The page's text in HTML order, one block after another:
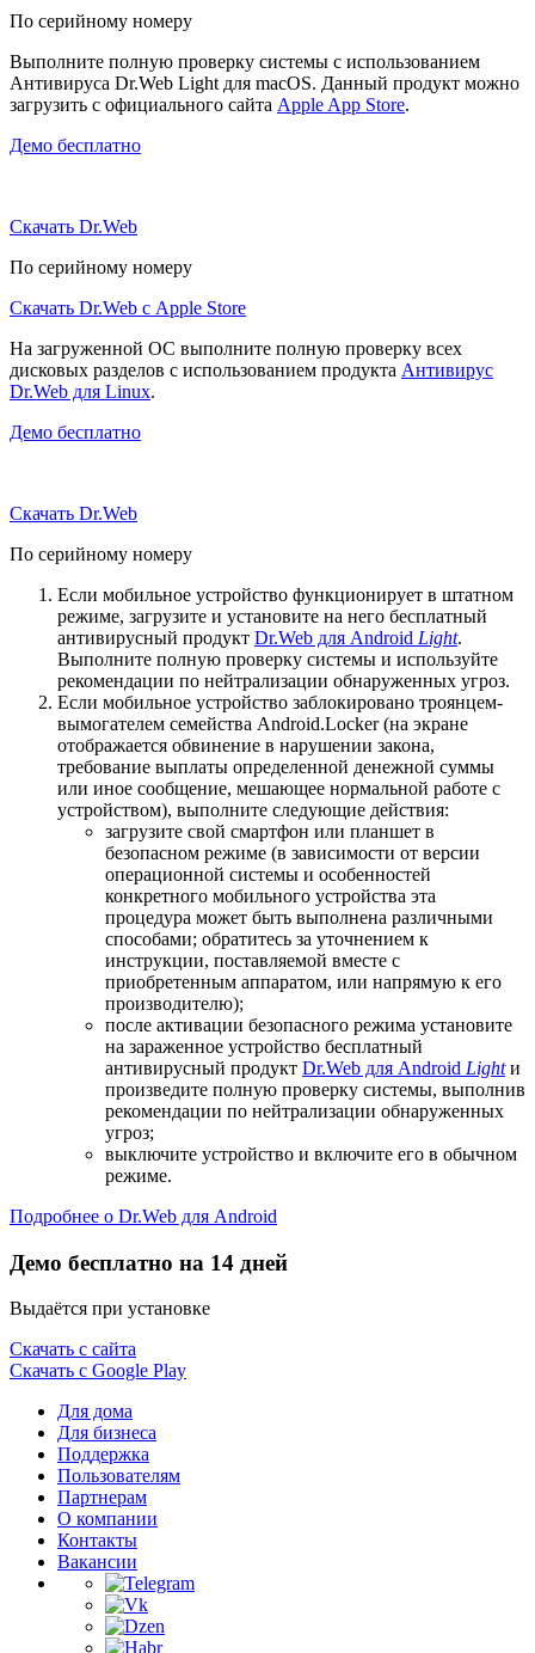
По серийному номеру
Выполните полную проверку системы с использованием
Антивируса Dr.Web Light для macOS. Данный продукт можно
загрузить с официального сайта Apple App Store.
Демо бесплатно
Скачать Dr.Web
По серийному номеру
Скачать Dr.Web с Apple Store
На загруженной ОС выполните полную проверку всех
дисковых разделов с использованием продукта Антивирус
Dr.Web для Linux.
Демо бесплатно
Скачать Dr.Web
По серийному номеру
Если мобильное устройство функционирует в штатном
режиме, загрузите и установите на него бесплатный
антивирусный продукт Dr.Web для Android Light.
Выполните полную проверку системы и используйте
рекомендации по нейтрализации обнаруженных угроз.
Если мобильное устройство заблокировано троянцем-
вымогателем семейства Android.Locker (на экране
отображается обвинение в нарушении закона,
требование выплаты определенной денежной суммы
или иное сообщение, мешающее нормальной работе с
устройством), выполните следующие действия:
загрузите свой смартфон или планшет в
безопасном режиме (в зависимости от версии
операционной системы и особенностей
конкретного мобильного устройства эта
процедура может быть выполнена различными
способами; обратитесь за уточнением к
инструкции, поставляемой вместе с
приобретенным аппаратом, или напрямую к его
производителю);
после активации безопасного режима установите
на зараженное устройство бесплатный
антивирусный продукт Dr.Web для Android Lightи
произведите полную проверку системы, выполнив
рекомендации по нейтрализации обнаруженных
угроз;
выключите устройство и включите его в обычном
режиме.
Подробнее о Dr.Web для Android
Демо бесплатно на 14 дней
Выдаётся при установке
Скачать с сайта
Скачать с Google Play
Для дома
Для бизнеса
Поддержка
Пользователям
Партнерам
О компании
Контакты
Вакансии